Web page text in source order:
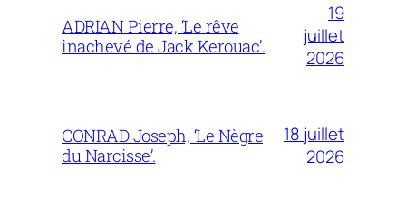
ADRIAN Pierre, ‘Le rêve
inachevé de Jack Kerouac’.
19
juillet
2026
CONRAD Joseph, ‘Le Nègre
du Narcisse’.
18 juillet
2026